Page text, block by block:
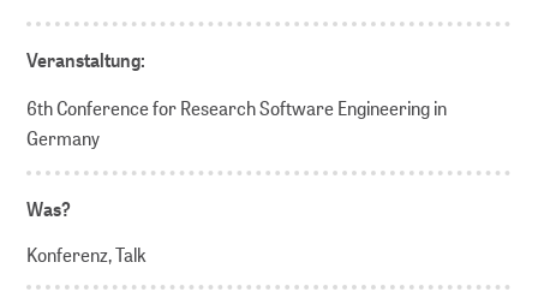
Veranstaltung:
6th Conference for Research Software Engineering in
Germany
Was?
Konferenz, Talk